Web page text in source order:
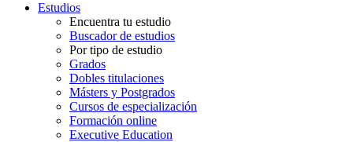
Estudios
Encuentra tu estudio
Buscador de estudios
Por tipo de estudio
Grados
Dobles titulaciones
Másters y Postgrados
Cursos de especialización
Formación online
Executive Education